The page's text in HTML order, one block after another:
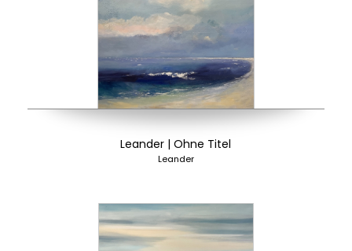
Leander | Ohne Titel
Leander